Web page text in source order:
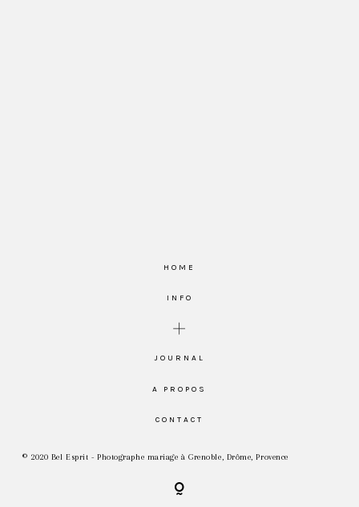
HOME
INFO
JOURNAL
A PROPOS
CONTACT
© 2020 Bel Esprit - Photographe mariage à Grenoble, Drôme, Provence